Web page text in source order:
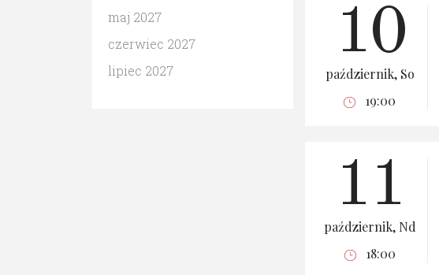
maj 2027
czerwiec 2027
lipiec 2027
10
październik, So
19:00
11
październik, Nd
18:00